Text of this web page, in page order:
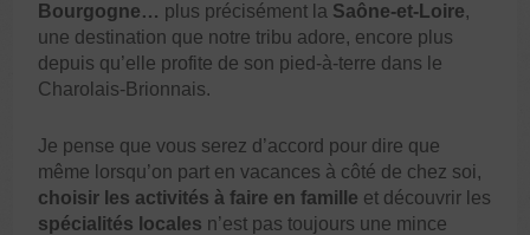
Bourgogne… plus précisément la Saône-et-Loire,
une destination que notre tribu adore, encore plus
depuis qu’elle profite de son pied-à-terre dans le
Charolais-Brionnais.
Je pense que vous serez d’accord pour dire que
même lorsqu’on part en vacances à côté de chez soi,
choisir les activités à faire en famille et découvrir les
spécialités locales n’est pas toujours une mince